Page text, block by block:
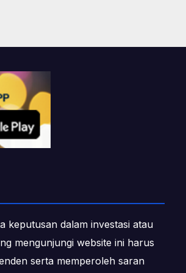
keputusan dalam investasi atau
mengunjungi website ini harus
serta memperoleh saran